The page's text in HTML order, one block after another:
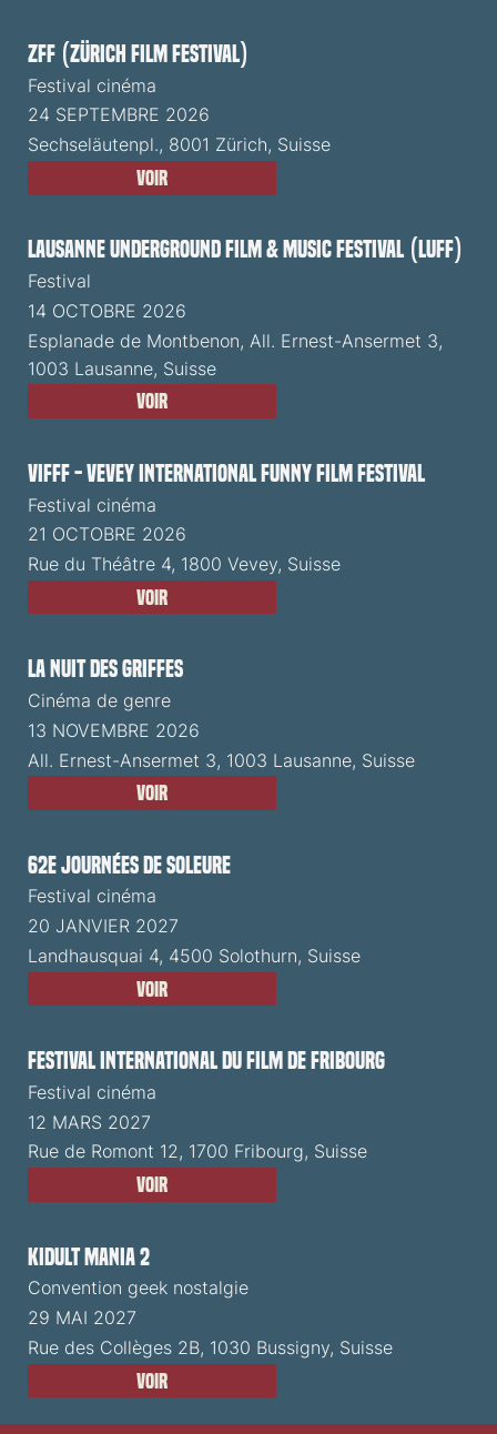
ZFF (Zürich Film Festival)
Festival cinéma
24 SEPTEMBRE 2026
Sechseläutenpl., 8001 Zürich, Suisse
Voir
Lausanne Underground Film & Music Festival (LUFF)
Festival
14 OCTOBRE 2026
Esplanade de Montbenon, All. Ernest-Ansermet 3,
1003 Lausanne, Suisse
Voir
VIFFF - Vevey International Funny Film Festival
Festival cinéma
21 OCTOBRE 2026
Rue du Théâtre 4, 1800 Vevey, Suisse
Voir
La Nuit des Griffes
Cinéma de genre
13 NOVEMBRE 2026
All. Ernest-Ansermet 3, 1003 Lausanne, Suisse
Voir
62e Journées de Soleure
Festival cinéma
20 JANVIER 2027
Landhausquai 4, 4500 Solothurn, Suisse
Voir
Festival International du Film de Fribourg
Festival cinéma
12 MARS 2027
Rue de Romont 12, 1700 Fribourg, Suisse
Voir
Kidult Mania 2
Convention geek nostalgie
29 MAI 2027
Rue des Collèges 2B, 1030 Bussigny, Suisse
Voir